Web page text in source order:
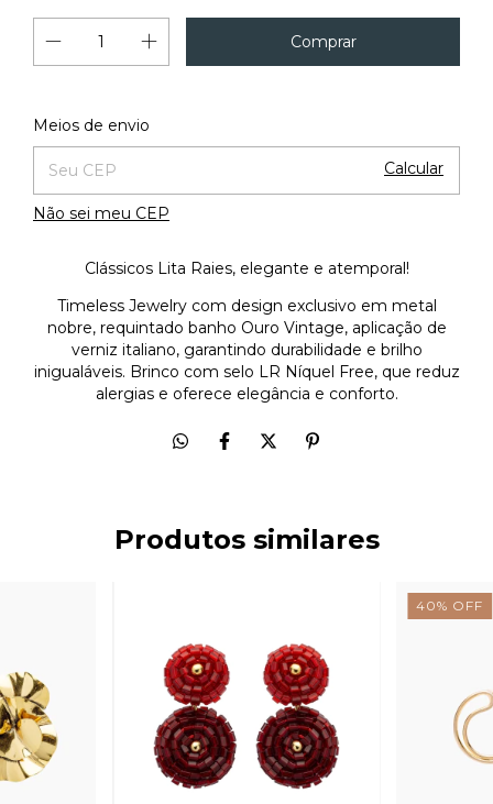
Entregas para o CEP:
Meios de envio
Calcular
Não sei meu CEP
Clássicos Lita Raies, elegante e atemporal!
Timeless Jewelry com design exclusivo em metal
nobre, requintado banho Ouro Vintage, aplicação de
verniz italiano, garantindo durabilidade e brilho
inigualáveis. Brinco com selo LR Níquel Free, que reduz
alergias e oferece elegância e conforto.
Produtos similares
40% OFF